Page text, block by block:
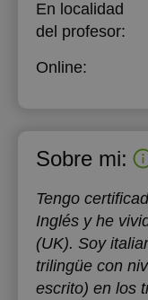
En localidad
del profesor:
Online:
Sobre mi:
Tengo
Inglés y he
(UK). Soy
trilingüe con
escrito) en los